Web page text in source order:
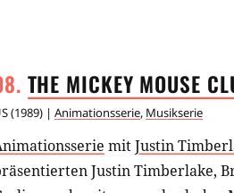
THE MICKEY MOUSE
(1989) | Animationsserie, Musikserie
mitJustin
Justin Timberlake,